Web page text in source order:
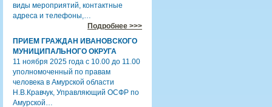
виды мероприятий, контактные
адреса и телефоны,…
Подробнее >>>
ПРИЕМ ГРАЖДАН ИВАНОВСКОГО
МУНИЦИПАЛЬНОГО ОКРУГА
11 ноября 2025 года с 10.00 до 11.00
уполномоченный по правам
человека в Амурской области
Н.В.Кравчук, Управляющий ОСФР по
Амурской…